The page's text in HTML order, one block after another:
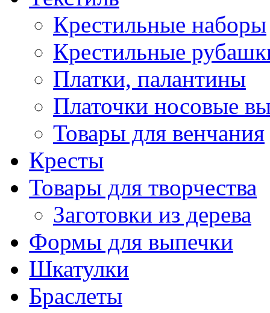
Крестильные наборы
Крестильные
Платки, палантины
Платочки носовые
Товары для венчания
Кресты
Товары для творчества
Заготовки из дерева
Формы для выпечки
Шкатулки
Браслеты